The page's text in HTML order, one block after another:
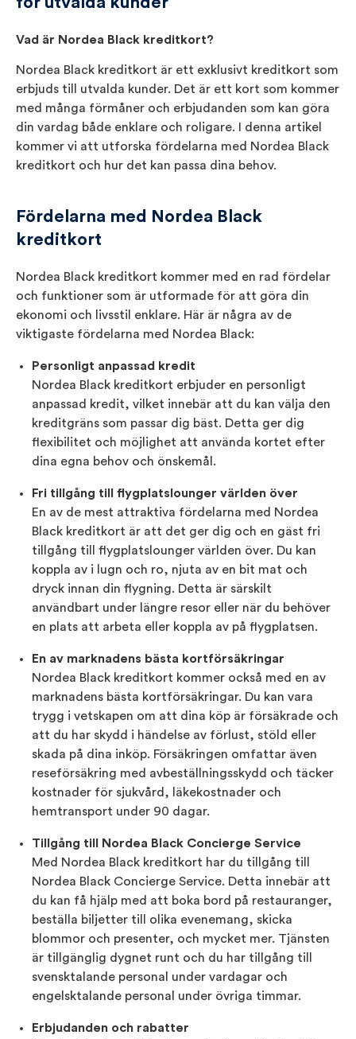
Vad är Nordea Black kreditkort?
Nordea Black kreditkort är ett exklusivt kreditkort som
erbjuds till utvalda kunder. Det är ett kort som kommer
med många förmåner och erbjudanden som kan göra
din vardag både enklare och roligare. I denna artikel
kommer vi att utforska fördelarna med Nordea Black
kreditkort och hur det kan passa dina behov.
Fördelarna med Nordea Black
kreditkort
Nordea Black kreditkort kommer med en rad fördelar
och funktioner som är utformade för att göra din
ekonomi och livsstil enklare. Här är några av de
viktigaste fördelarna med Nordea Black:
Personligt anpassad kredit
Nordea Black kreditkort erbjuder en personligt
anpassad kredit, vilket innebär att du kan välja den
kreditgräns som passar dig bäst. Detta ger dig
flexibilitet och möjlighet att använda kortet efter
dina egna behov och önskemål.
Fri tillgång till flygplatslounger världen över
En av de mest attraktiva fördelarna med Nordea
Black kreditkort är att det ger dig och en gäst fri
tillgång till flygplatslounger världen över. Du kan
koppla av i lugn och ro, njuta av en bit mat och
dryck innan din flygning. Detta är särskilt
användbart under längre resor eller när du behöver
en plats att arbeta eller koppla av på flygplatsen.
En av marknadens bästa kortförsäkringar
Nordea Black kreditkort kommer också med en av
marknadens bästa kortförsäkringar. Du kan vara
trygg i vetskapen om att dina köp är försäkrade och
att du har skydd i händelse av förlust, stöld eller
skada på dina inköp. Försäkringen omfattar även
reseförsäkring med avbeställningsskydd och täcker
kostnader för sjukvård, läkekostnader och
hemtransport under 90 dagar.
Tillgång till Nordea Black Concierge Service
Med Nordea Black kreditkort har du tillgång till
Nordea Black Concierge Service. Detta innebär att
du kan få hjälp med att boka bord på restauranger,
beställa biljetter till olika evenemang, skicka
blommor och presenter, och mycket mer. Tjänsten
är tillgänglig dygnet runt och du har tillgång till
svensktalande personal under vardagar och
engelsktalande personal under övriga timmar.
Erbjudanden och rabatter